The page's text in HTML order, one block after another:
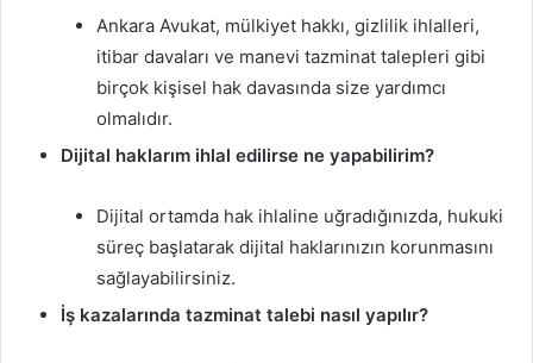
Ankara Avukat, mülkiyet hakkı, gizlilik ihlalleri,
itibar davaları ve manevi tazminat talepleri gibi
birçok kişisel hak davasında size yardımcı
olmalıdır.
Dijital haklarım ihlal edilirse ne yapabilirim?
Dijital ortamda hak ihlaline uğradığınızda, hukuki
süreç başlatarak dijital haklarınızın korunmasını
sağlayabilirsiniz.
İş kazalarında tazminat talebi nasıl yapılır?